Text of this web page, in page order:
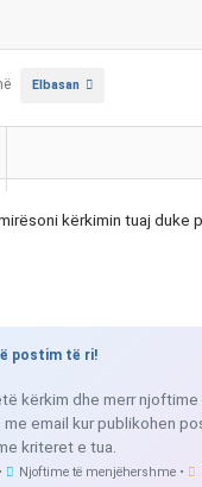
Elbasan
kërkimin tuaj duke
postim të ri!
kërkim dhe merr njoftime
email kur publikohen
kriteret e tua.
Njoftime të menjëhershme •